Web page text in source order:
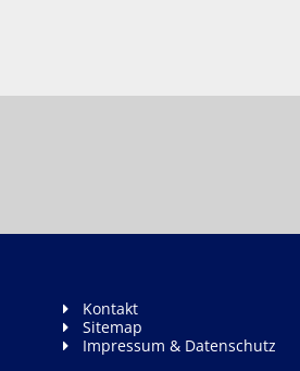
Kontakt
Sitemap
Impressum & Datenschutz